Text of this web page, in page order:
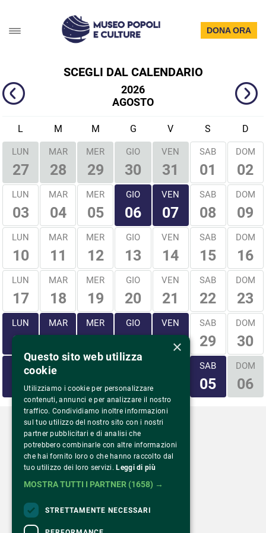
DONA ORA
SCEGLI DAL CALENDARIO
2026
AGOSTO
L M M G V S D
LUN
27
MAR
28
MER
29
GIO
30
VEN
31
SAB
01
DOM
02
LUN
03
MAR
04
MER
05
GIO
06
VEN
07
SAB
08
DOM
09
LUN
10
MAR
11
MER
12
GIO
13
VEN
14
SAB
15
DOM
16
LUN
17
MAR
18
MER
19
GIO
20
VEN
21
SAB
22
DOM
23
LUN
24
MAR MER GIO VEN
28
SAB
29
DOM
30
LUN
31
MAR
01 02 03
SAB
05
DOM
06
Via Monte Rosa 81
Tel.02 43 822 379
×
Questo sito web utilizza
cookie
Utilizziamo i cookie per personalizzare
contenuti, annunci e per analizzare il nostro
traffico. Condividiamo inoltre informazioni
sul tuo utilizzo del nostro sito con i nostri
partner pubblicitari e di analisi che
potrebbero combinarle con altre informazioni
che hai fornito loro o che hanno raccolto dal
tuo utilizzo dei loro servizi. Leggi di più
MOSTRA TUTTI I PARTNER (1658) →
STRETTAMENTE NECESSARI